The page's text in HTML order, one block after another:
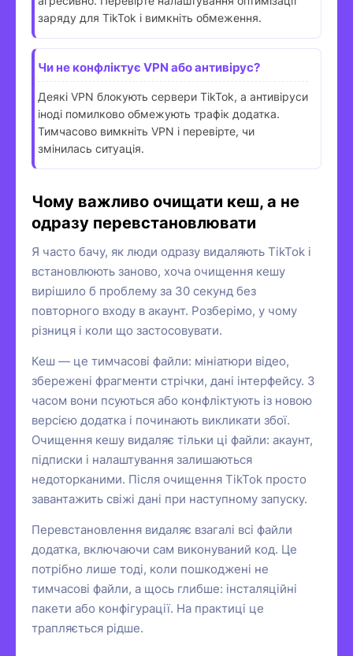
заряду для TikTok і вимкніть обмеження.
Чи не конфліктує VPN або антивірус?
Деякі VPN блокують сервери TikTok, а антивіруси
іноді помилково обмежують трафік додатка.
Тимчасово вимкніть VPN і перевірте, чи
змінилась ситуація.
Чому важливо очищати кеш, а не
одразу перевстановлювати
Я часто бачу, як люди одразу видаляють TikTok і
встановлюють заново, хоча очищення кешу
вирішило б проблему за 30 секунд без
повторного входу в акаунт. Розберімо, у чому
різниця і коли що застосовувати.
Кеш — це тимчасові файли: мініатюри відео,
збережені фрагменти стрічки, дані інтерфейсу. З
часом вони псуються або конфліктують із новою
версією додатка і починають викликати збої.
Очищення кешу видаляє тільки ці файли: акаунт,
підписки і налаштування залишаються
недоторканими. Після очищення TikTok просто
завантажить свіжі дані при наступному запуску.
Перевстановлення видаляє взагалі всі файли
додатка, включаючи сам виконуваний код. Це
потрібно лише тоді, коли пошкоджені не
тимчасові файли, а щось глибше: інсталяційні
пакети або конфігурації. На практиці це
трапляється рідше.